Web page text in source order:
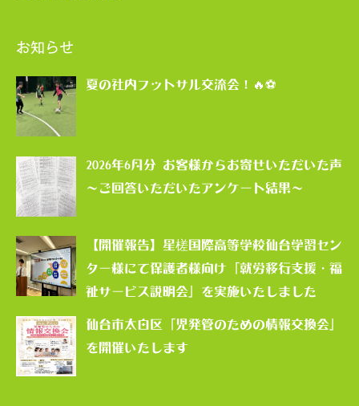
お知らせ
夏の社内フットサル交流会！🔥⚽
2026年6月分 お客様からお寄せいただいた声
～ご回答いただいたアンケート結果～
【開催報告】星槎国際高等学校仙台学習セン
ター様にて保護者様向け「就労移行支援・福
祉サービス説明会」を実施いたしました
仙台市太白区「児発管のための情報交換会」
を開催いたします